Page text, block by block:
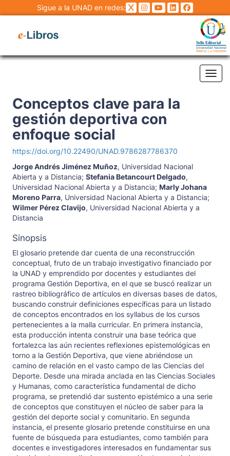
Sigue a la UNAD en redes:
Conceptos clave para la
gestión deportiva con
enfoque social
https://doi.org/10.22490/UNAD.9786287786370
Jorge Andrés Jiménez Muñoz, Universidad Nacional
Abierta y a Distancia; Stefania Betancourt Delgado,
Universidad Nacional Abierta y a Distancia; Marly Johana
Moreno Parra, Universidad Nacional Abierta y a Distancia;
Wilmer Pérez Clavijo, Universidad Nacional Abierta y a
Distancia
Sinopsis
El glosario pretende dar cuenta de una reconstrucción
conceptual, fruto de un trabajo investigativo financiado por
la UNAD y emprendido por docentes y estudiantes del
programa Gestión Deportiva, en el que se buscó realizar un
rastreo bibliográfico de artículos en diversas bases de datos,
buscando construir definiciones específicas para un listado
de conceptos encontrados en los syllabus de los cursos
pertenecientes a la malla curricular. En primera instancia,
esta producción intenta construir una base teórica que
fortalezca las aún recientes reflexiones epistemológicas en
torno a la Gestión Deportiva, que viene abriéndose un
camino de relación en el vasto campo de las Ciencias del
Deporte. Desde una mirada anclada en las Ciencias Sociales
y Humanas, como característica fundamental de dicho
programa, se pretendió dar sustento epistémico a una serie
de conceptos que constituyen el núcleo de saber para la
gestión del deporte social y comunitario. En segunda
instancia, el presente glosario pretende constituirse en una
fuente de búsqueda para estudiantes, como también para
docentes e investigadores interesados en fundamentar sus